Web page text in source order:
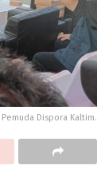
Dispora Kaltim.